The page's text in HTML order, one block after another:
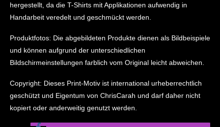
hergestellt, da die T-Shirts mit Applikationen aufwendig in
Handarbeit veredelt und geschmückt werden.
Produktfotos: Die abgebildeten Produkte dienen als Bildbeispiele
und können aufgrund der unterschiedlichen
Bildschirmeinstellungen farblich vom Original leicht abweichen.
Copyright: Dieses Print-Motiv ist international urheberrechtlich
geschützt und Eigentum von ChrisCarah und darf daher nicht
kopiert oder anderweitig genutzt werden.